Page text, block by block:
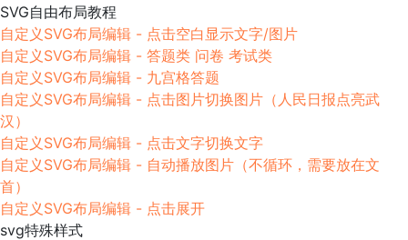
SVG自由布局教程
自定义SVG布局编辑 - 点击空白显示文字/图片
自定义SVG布局编辑 - 答题类 问卷 考试类
自定义SVG布局编辑 - 九宫格答题
自定义SVG布局编辑 - 点击图片切换图片（人民日报点亮武
汉）
自定义SVG布局编辑 - 点击文字切换文字
自定义SVG布局编辑 - 自动播放图片（不循环，需要放在文
首）
自定义SVG布局编辑 - 点击展开
svg特殊样式